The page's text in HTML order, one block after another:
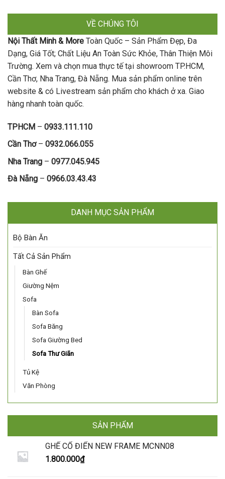
VỀ CHÚNG TÔI
Nội Thất Minh & More Toàn Quốc – Sản Phẩm Đẹp, Đa
Dạng, Giá Tốt; Chất Liệu An Toàn Sức Khỏe, Thân Thiện Môi
Trường. Xem và chọn mua thực tế tại showroom TP.HCM,
Cần Thơ, Nha Trang, Đà Nẵng. Mua sản phẩm online trên
website & có Livestream sản phẩm cho khách ở xa. Giao
hàng nhanh toàn quốc.
TPHCM – 0933.111.110
Cần Thơ– 0932.066.055
Nha Trang – 0977.045.945
Đà Nẵng – 0966.03.43.43
DANH MỤC SẢN PHẨM
Bộ Bàn Ăn
Tất Cả Sản Phẩm
Bàn Ghế
Giường Nệm
Sofa
Bàn Sofa
Sofa Băng
Sofa Giường Bed
Sofa Thư Giãn
Tủ Kệ
Văn Phòng
SẢN PHẨM
GHẾ CỔ ĐIỂN NEW FRAME MCNN08
1.800.000₫